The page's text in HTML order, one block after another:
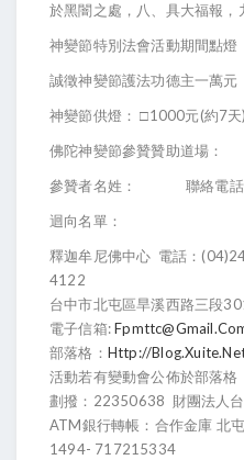
於黑闇之處，八、具大福報，
神變節特別法會活動期間點燈
誠徵神變節護法功德主一
神變節供燈： □1000元(約7
佛陀神變節參贊贊
參贊者名姓： 聯
迴向名
釋迦牟尼佛中心 電話：
4122
台中市北屯區旱溪西路三段
電子信箱:
部落格： Http://
活動若有變動會公佈於部落格
劃撥：22350638 財團法人
ATM銀行轉帳：合作金庫 北
1494- 717215334